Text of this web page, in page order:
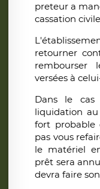
preteur a
cassation
retourner
rembourser
versées à
Dans le
liquidation
fort probable
pas vous
le matériel
prêt sera
devra faire